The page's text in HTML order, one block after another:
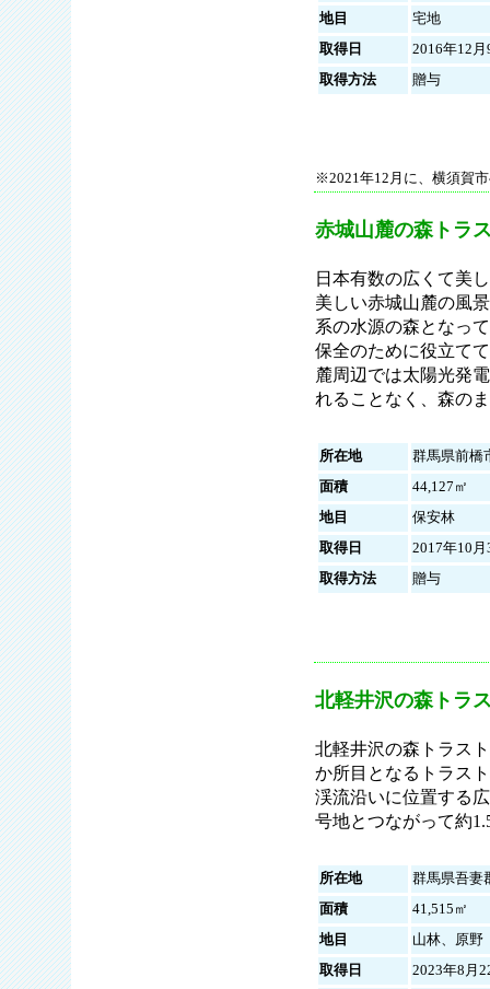
地目
宅地
取得日
2016年12月
取得方法
贈与
※2021年12月に、横須賀
赤城山麓の森トラ
日本有数の広くて美
美しい赤城山麓の風
系の水源の森となっ
保全のために役立て
麓周辺では太陽光発
れることなく、森の
所在地
群馬県前橋
面積
44,127㎡
地目
保安林
取得日
2017年10月
取得方法
贈与
北軽井沢の森トラ
北軽井沢の森トラス
か所目となるトラス
渓流沿いに位置する
号地とつながって約
所在地
群馬県吾妻
面積
41,515㎡
地目
山林、原野
取得日
2023年8月